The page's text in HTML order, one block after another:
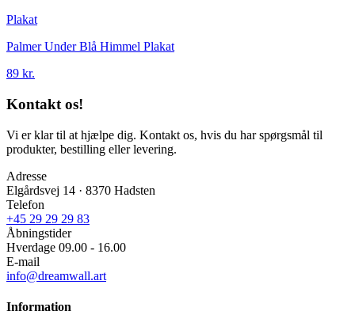
Plakat
Palmer Under Blå Himmel Plakat
89 kr.
Kontakt os!
Vi er klar til at hjælpe dig. Kontakt os, hvis du har spørgsmål til
produkter, bestilling eller levering.
Adresse
Elgårdsvej 14 · 8370 Hadsten
Telefon
+45 29 29 29 83
Åbningstider
Hverdage 09.00 - 16.00
E-mail
info@dreamwall.art
Information